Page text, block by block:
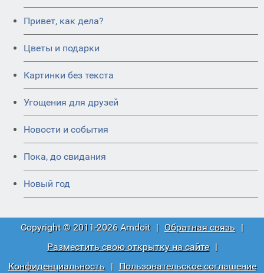
Привет, как дела?
Цветы и подарки
Картинки без текста
Угощения для друзей
Новости и события
Пока, до свидания
Новый год
Copyright © 2011-2026 Amdoit | Обратная связь |
Разместить свою открытку на сайте
|
Конфиденциальность
| Пользовательское соглашение